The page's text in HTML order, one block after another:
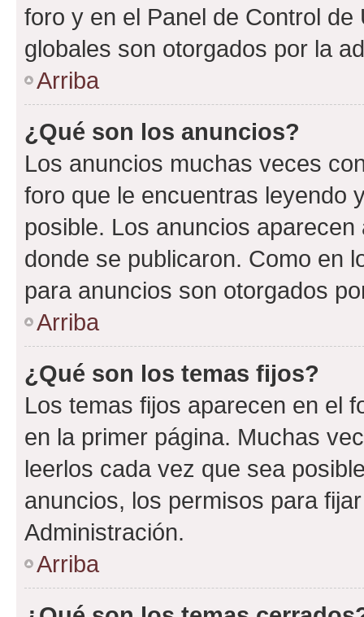
foro y en el Panel de Control
globales son otorgados por la
Arriba
¿Qué son los anuncios?
Los anuncios muchas veces
foro que le encuentras leyendo
posible. Los anuncios
donde se publicaron. Como en
para anuncios son otorgados
Arriba
¿Qué son los temas fijos?
Los temas fijos aparecen en el
en la primer página. Muchas
leerlos cada vez que sea
anuncios, los permisos para
Administración.
Arriba